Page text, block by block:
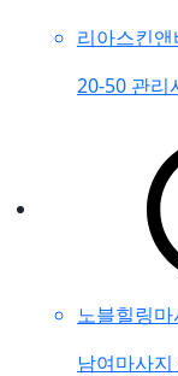
리아스킨앤
20-50 관리
노블힐링마
남여마사